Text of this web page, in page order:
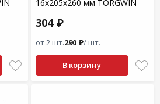
16x205x260 мм TORGWIN
304 ₽
от 2 шт.290 ₽/ шт.
В корзину